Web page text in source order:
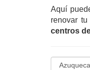
Aquí
renovar
centros